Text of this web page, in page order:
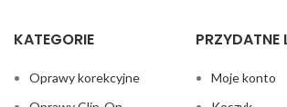
KATEGORIE
Oprawy korekcyjne
PRZYDATNE
Moje konto